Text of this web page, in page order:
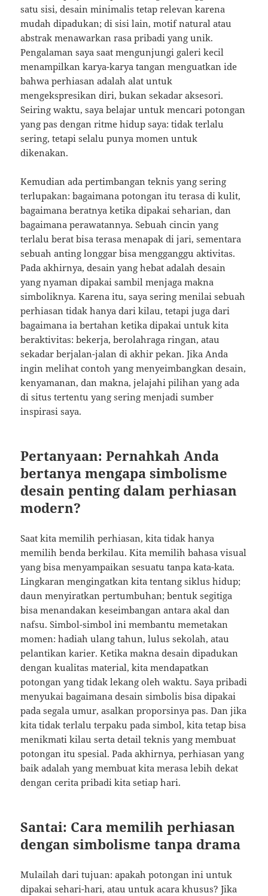
satu sisi, desain minimalis tetap relevan karena
mudah dipadukan; di sisi lain, motif natural atau
abstrak menawarkan rasa pribadi yang unik.
Pengalaman saya saat mengunjungi galeri kecil
menampilkan karya-karya tangan menguatkan ide
bahwa perhiasan adalah alat untuk
mengekspresikan diri, bukan sekadar aksesori.
Seiring waktu, saya belajar untuk mencari potongan
yang pas dengan ritme hidup saya: tidak terlalu
sering, tetapi selalu punya momen untuk
dikenakan.
Kemudian ada pertimbangan teknis yang sering
terlupakan: bagaimana potongan itu terasa di kulit,
bagaimana beratnya ketika dipakai seharian, dan
bagaimana perawatannya. Sebuah cincin yang
terlalu berat bisa terasa menapak di jari, sementara
sebuah anting longgar bisa mengganggu aktivitas.
Pada akhirnya, desain yang hebat adalah desain
yang nyaman dipakai sambil menjaga makna
simboliknya. Karena itu, saya sering menilai sebuah
perhiasan tidak hanya dari kilau, tetapi juga dari
bagaimana ia bertahan ketika dipakai untuk kita
beraktivitas: bekerja, berolahraga ringan, atau
sekadar berjalan-jalan di akhir pekan. Jika Anda
ingin melihat contoh yang menyeimbangkan desain,
kenyamanan, dan makna, jelajahi pilihan yang ada
di situs tertentu yang sering menjadi sumber
inspirasi saya.
Pertanyaan: Pernahkah Anda
bertanya mengapa simbolisme
desain penting dalam perhiasan
modern?
Saat kita memilih perhiasan, kita tidak hanya
memilih benda berkilau. Kita memilih bahasa visual
yang bisa menyampaikan sesuatu tanpa kata-kata.
Lingkaran mengingatkan kita tentang siklus hidup;
daun menyiratkan pertumbuhan; bentuk segitiga
bisa menandakan keseimbangan antara akal dan
nafsu. Simbol-simbol ini membantu memetakan
momen: hadiah ulang tahun, lulus sekolah, atau
pelantikan karier. Ketika makna desain dipadukan
dengan kualitas material, kita mendapatkan
potongan yang tidak lekang oleh waktu. Saya pribadi
menyukai bagaimana desain simbolis bisa dipakai
pada segala umur, asalkan proporsinya pas. Dan jika
kita tidak terlalu terpaku pada simbol, kita tetap bisa
menikmati kilau serta detail teknis yang membuat
potongan itu spesial. Pada akhirnya, perhiasan yang
baik adalah yang membuat kita merasa lebih dekat
dengan cerita pribadi kita setiap hari.
Santai: Cara memilih perhiasan
dengan simbolisme tanpa drama
Mulailah dari tujuan: apakah potongan ini untuk
dipakai sehari-hari, atau untuk acara khusus? Jika